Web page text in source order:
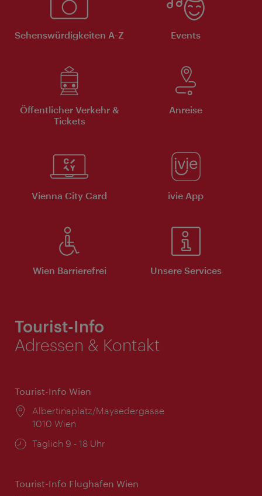
Sehenswürdigkeiten A-Z Events
Öffentlicher Verkehr &
Tickets
Anreise
Vienna City Card ivie App
Wien Barrierefrei Unsere Services
Tourist-Info
Adressen & Kontakt
Tourist-Info Wien
Ort:
Albertinaplatz/Maysedergasse
1010 Wien
Öffnungszeiten:
Täglich 9 - 18 Uhr
Tourist-Info Flughafen Wien